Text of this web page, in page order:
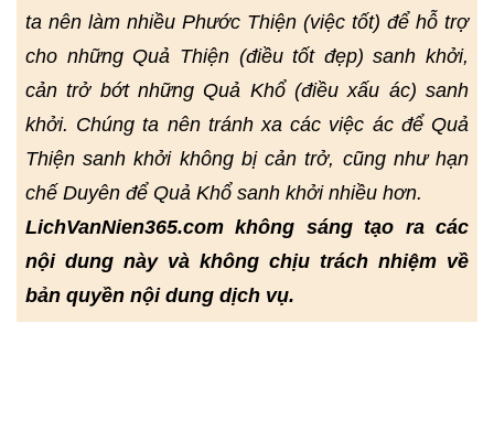
ta nên làm nhiều Phước Thiện (việc tốt) để hỗ trợ
cho những Quả Thiện (điều tốt đẹp) sanh khởi,
cản trở bớt những Quả Khổ (điều xấu ác) sanh
khởi. Chúng ta nên tránh xa các việc ác để Quả
Thiện sanh khởi không bị cản trở, cũng như hạn
chế Duyên để Quả Khổ sanh khởi nhiều hơn.
LichVanNien365.com không sáng tạo ra các
nội dung này và không chịu trách nhiệm về
bản quyền nội dung dịch vụ.